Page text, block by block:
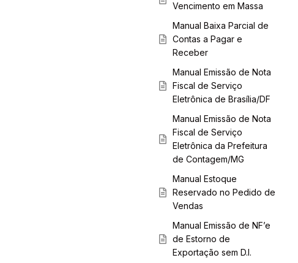
Vencimento em Massa
Manual Baixa Parcial de
Contas a Pagar e
Receber
Manual Emissão de Nota
Fiscal de Serviço
Eletrônica de Brasília/DF
Manual Emissão de Nota
Fiscal de Serviço
Eletrônica da Prefeitura
de Contagem/MG
Manual Estoque
Reservado no Pedido de
Vendas
Manual Emissão de NF’e
de Estorno de
Exportação sem D.I.